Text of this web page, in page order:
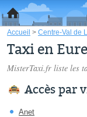
Accueil > Centre-Val de
Taxi en
MisterTaxi.fr liste les
Accès par
Anet